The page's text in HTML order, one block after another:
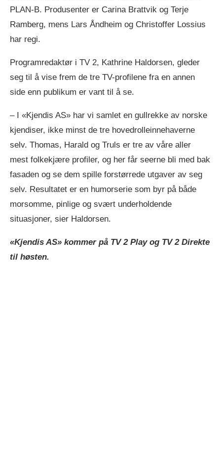
PLAN-B. Produsenter er Carina Brattvik og Terje
Ramberg, mens Lars Åndheim og Christoffer Lossius
har regi.
Programredaktør i TV 2, Kathrine Haldorsen, gleder
seg til å vise frem de tre TV-profilene fra en annen
side enn publikum er vant til å se.
– I «Kjendis AS» har vi samlet en gullrekke av norske
kjendiser, ikke minst de tre hovedrolleinnehaverne
selv. Thomas, Harald og Truls er tre av våre aller
mest folkekjære profiler, og her får seerne bli med bak
fasaden og se dem spille forstørrede utgaver av seg
selv. Resultatet er en humorserie som byr på både
morsomme, pinlige og svært underholdende
situasjoner, sier Haldorsen.
«Kjendis AS» kommer på TV 2 Play og TV 2 Direkte
til høsten.